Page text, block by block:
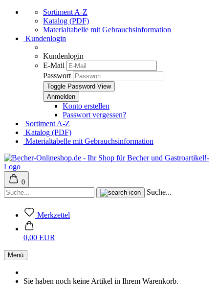
Sortiment A-Z
Katalog (PDF)
Materialtabelle mit Gebrauchsinformation
Kundenlogin
Kundenlogin
E-Mail
Passwort
Toggle Password View
Konto erstellen
Passwort vergessen?
Sortiment A-Z
Katalog (PDF)
Materialtabelle mit Gebrauchsinformation
0
Suche...
Merkzettel
0,00 EUR
Menü
Sie haben noch keine Artikel in Ihrem Warenkorb.